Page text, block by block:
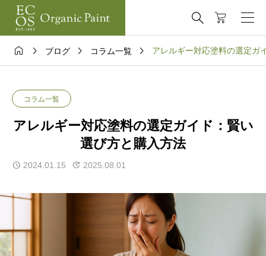

  ブログ  コラム一覧  アレルギー対応塗料の選定ガ
コラム一覧
アレルギー対応塗料の選定ガイド：賢い
選び方と購入方法
2024.01.15 2025.08.01